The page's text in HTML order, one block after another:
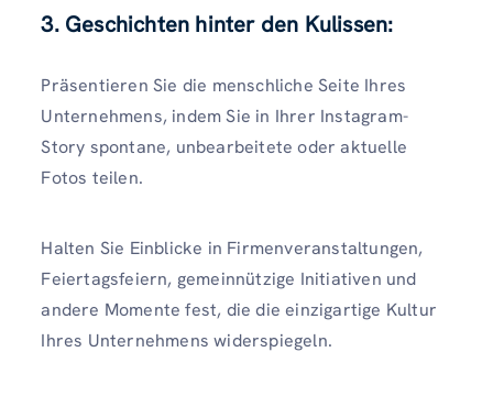
3. Geschichten hinter den Kulissen:
Präsentieren Sie die menschliche Seite Ihres
Unternehmens, indem Sie in Ihrer Instagram-
Story spontane, unbearbeitete oder aktuelle
Fotos teilen.
Halten Sie Einblicke in Firmenveranstaltungen,
Feiertagsfeiern, gemeinnützige Initiativen und
andere Momente fest, die die einzigartige Kultur
Ihres Unternehmens widerspiegeln.